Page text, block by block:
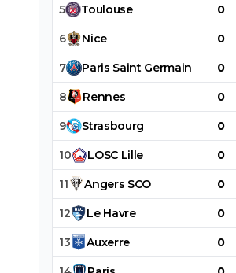
5 Toulouse 0
6 Nice 0
7 Paris Saint Germain 0
8 Rennes 0
9 Strasbourg 0
10 LOSC Lille 0
11 Angers SCO 0
12 Le Havre 0
13 Auxerre 0